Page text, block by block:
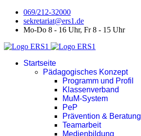
069/212-32000
sekretariat@ers1.de
Mo-Do 8 - 16 Uhr, Fr 8 - 15 Uhr
Startseite
Pädagogisches Konzept
Programm und Profil
Klassenverband
MuM-System
PeP
Prävention & Beratung
Teamarbeit
Medienbildung